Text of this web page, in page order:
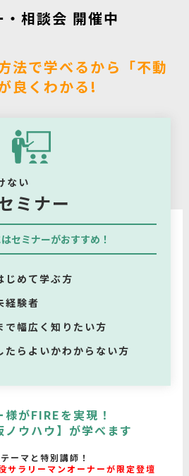
・相談会 開催中
法で学べるから「不動
良くわかる!
ない
ミナー
セミナーがおすすめ！
じめて学ぶ方
経験者
で幅広く知りたい方
たらよいかわからない方
がFIREを実現！
ウハウ】が学べます
ーマと特別講師！
サラリーマンオーナーが限定登壇